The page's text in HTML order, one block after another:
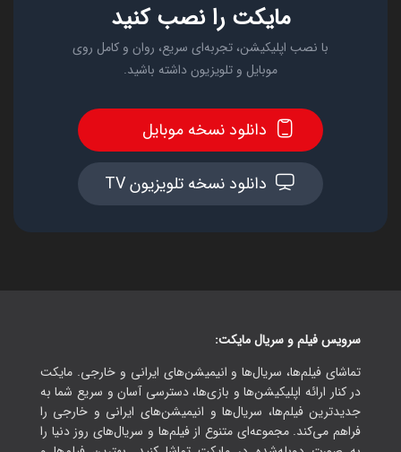
مایکت را نصب کنید
با نصب اپلیکیشن، تجربه‌ای سریع، روان و کامل روی
موبایل و تلویزیون داشته باشید.
دانلود نسخه موبایل
دانلود نسخه تلویزیون TV
سرویس فیلم و سریال مایکت:
تماشای فیلم‌ها، سریال‌ها و انیمیشن‌های ایرانی و خارجی. مایکت
در کنار ارائه اپلیکیشن‌ها و بازی‌ها، دسترسی آسان و سریع شما به
جدیدترین فیلم‌ها، سریال‌ها و انیمیشن‌های ایرانی و خارجی را
فراهم می‌کند. مجموعه‌ای متنوع از فیلم‌ها و سریال‌های روز دنیا را